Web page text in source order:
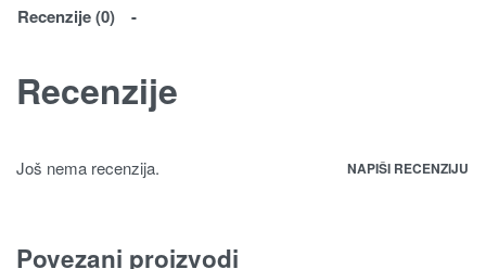
Recenzije (0)
Recenzije
Još nema recenzija. NAPIŠI RECENZIJU
Povezani proizvodi